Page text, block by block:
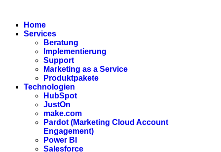
wechseln
Home
Services
Beratung
Implementierung
Support
Marketing as a Service
Produktpakete
Technologien
HubSpot
JustOn
make.com
Pardot (Marketing Cloud Account
Engagement)
Power BI
Salesforce